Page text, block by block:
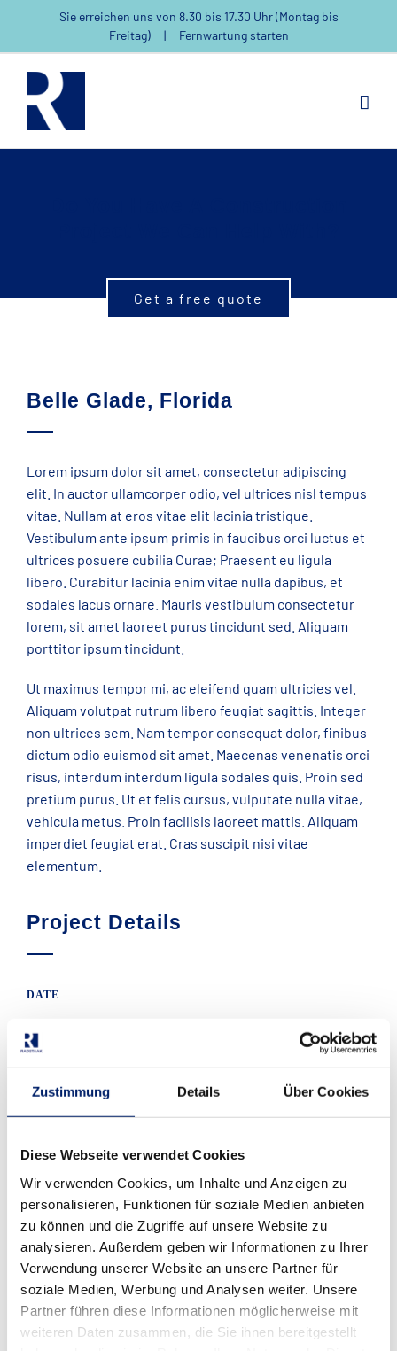
Zustimmung Details Über Cookies
Diese Webseite verwendet Cookies
Wir verwenden Cookies, um Inhalte und Anzeigen zu
personalisieren, Funktionen für soziale Medien anbieten
zu können und die Zugriffe auf unsere Website zu
analysieren. Außerdem geben wir Informationen zu Ihrer
Verwendung unserer Website an unsere Partner für
soziale Medien, Werbung und Analysen weiter. Unsere
Partner führen diese Informationen möglicherweise mit
weiteren Daten zusammen, die Sie ihnen bereitgestellt
springen
Sie erreichen uns von 8.30 bis 17.30 Uhr (Montag bis
Freitag)| Fernwartung starten
Get a free quote
Belle Glade, Florida
Lorem ipsum dolor sit amet, consectetur adipiscing
elit. In auctor ullamcorper odio, vel ultrices nisl tempus
vitae. Nullam at eros vitae elit lacinia tristique.
Vestibulum ante ipsum primis in faucibus orci luctus et
ultrices posuere cubilia Curae; Praesent eu ligula
libero. Curabitur lacinia enim vitae nulla dapibus, et
sodales lacus ornare. Mauris vestibulum consectetur
lorem, sit amet laoreet purus tincidunt sed. Aliquam
porttitor ipsum tincidunt.
Ut maximus tempor mi, ac eleifend quam ultricies vel.
Aliquam volutpat rutrum libero feugiat sagittis. Integer
non ultrices sem. Nam tempor consequat dolor, finibus
dictum odio euismod sit amet. Maecenas venenatis orci
risus, interdum interdum ligula sodales quis. Proin sed
pretium purus. Ut et felis cursus, vulputate nulla vitae,
vehicula metus. Proin facilisis laoreet mattis. Aliquam
imperdiet feugiat erat. Cras suscipit nisi vitae
elementum.
Project Details
DATE
Dezember 7, 2015
CLIENT
Client Commpany Name
CONTRACTOR
ThemeFusion Company
Project Gallery